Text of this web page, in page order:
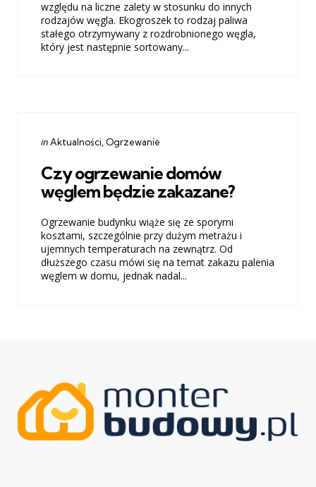
względu na liczne zalety w stosunku do innych
rodzajów węgla. Ekogroszek to rodzaj paliwa
stałego otrzymywany z rozdrobnionego węgla,
który jest następnie sortowany...
Categories
Posted
inAktualności Ogrzewanie
Czy ogrzewanie domów
węglem będzie zakazane?
Ogrzewanie budynku wiąże się ze sporymi
kosztami, szczególnie przy dużym metrażu i
ujemnych temperaturach na zewnątrz. Od
dłuższego czasu mówi się na temat zakazu palenia
węglem w domu, jednak nadal...